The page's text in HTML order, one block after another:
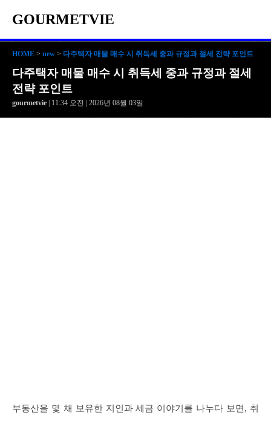
GOURMETVIE
HOME > new > 다주택자 매물 매수 시 취득세 중과 규정과 절세 전략 포인트
다주택자 매물 매수 시 취득세 중과 규정과 절세
전략 포인트
gourmetvie | 11:34 오전 | 2026년 08월 03일
부동산을 몇 채 보유한 지인과 세금 이야기를 나누다 보면, 취